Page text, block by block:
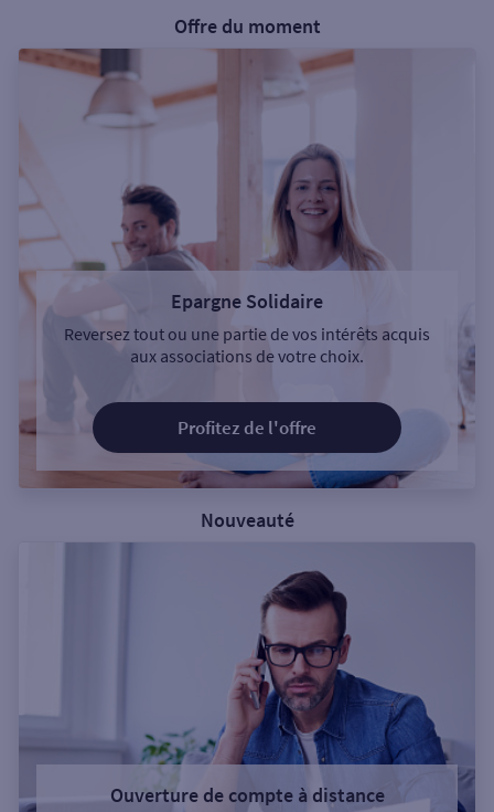
Offre du moment
Epargne Solidaire
Reversez tout ou une partie de vos intérêts acquis
aux associations de votre choix.
Profitez de l'offre
Nouveauté
Ouverture de compte à distance